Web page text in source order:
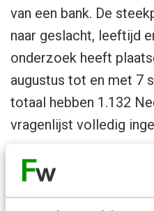
van een bank. De
naar geslacht, leeftijd
onderzoek heeft
augustus tot en met 7
totaal hebben 1.132
vragenlijst volledig
Dit bericht is geplaatst
channel en valt buiten